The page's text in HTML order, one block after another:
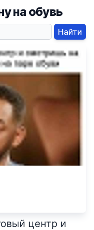
на обувь
Найти
центр и